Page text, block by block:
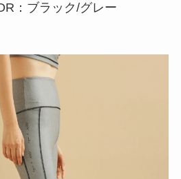
：ブラック/グレー